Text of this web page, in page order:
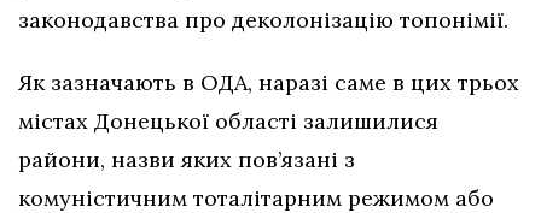
законодавства про деколонізацію топонімії.
Як зазначають в ОДА, наразі саме в цих трьох
містах Донецької області залишилися
райони, назви яких пов’язані з
комуністичним тоталітарним режимом або